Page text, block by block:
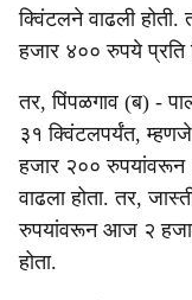
क्विंटलने वाढली
हजार ४०० रुपये प्रति
तर, पिंपळगाव (ब) -
३१ क्विंटलपर्यंत,
हजार २०० रुपयांवरून
वाढला होता. तर,
रुपयांवरून आज २
होता.